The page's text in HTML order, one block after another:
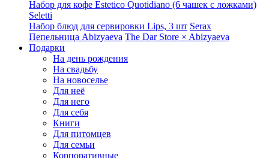
Набор для кофе Estetico Quotidiano (6 чашек с ложками)
Seletti
Набор блюд для сервировки Lips, 3 шт Serax
Пепельница Abizyaeva The Dar Store × Abizyaeva
Подарки
На день рождения
На свадьбу
На новоселье
Для неё
Для него
Для себя
Книги
Для питомцев
Для семьи
Корпоративные